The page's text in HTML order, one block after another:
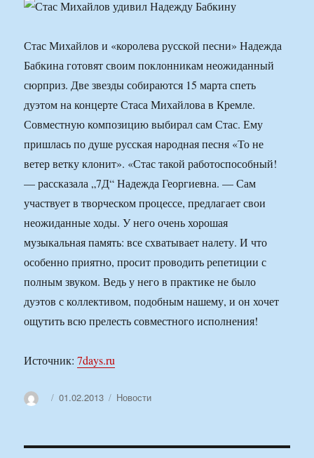
Стас Михайлов и «королева русской песни» Надежда
Бабкина готовят своим поклонникам неожиданный
сюрприз. Две звезды собираются 15 марта спеть
дуэтом на концерте Стаса Михайлова в Кремле.
Совместную композицию выбирал сам Стас. Ему
пришлась по душе русская народная песня «То не
ветер ветку клонит». «Стас такой работоспособный!
— рассказала „7Д“ Надежда Георгиевна. — Сам
участвует в творческом процессе, предлагает свои
неожиданные ходы. У него очень хорошая
музыкальная память: все схватывает налету. И что
особенно приятно, просит проводить репетиции с
полным звуком. Ведь у него в практике не было
дуэтов с коллективом, подобным нашему, и он хочет
ощутить всю прелесть совместного исполнения!
Источник:7days.ru
АвторОпубликовано
01.02.2013 Рубрики
Новости